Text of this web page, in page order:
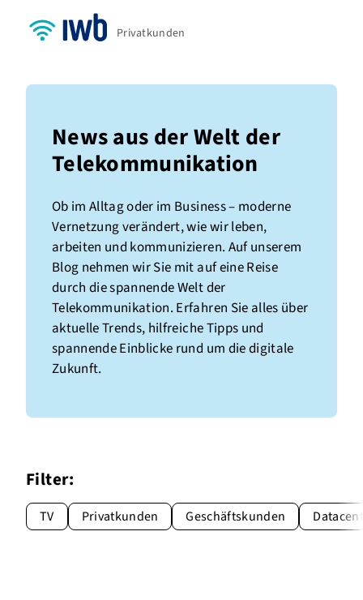
Privatkunden
News aus der Welt der
Telekommunikation
Ob im Alltag oder im Business – moderne
Vernetzung verändert, wie wir leben,
arbeiten und kommunizieren. Auf unserem
Blog nehmen wir Sie mit auf eine Reise
durch die spannende Welt der
Telekommunikation. Erfahren Sie alles über
aktuelle Trends, hilfreiche Tipps und
spannende Einblicke rund um die digitale
Zukunft.
Filter:
TV Privatkunden Geschäftskunden